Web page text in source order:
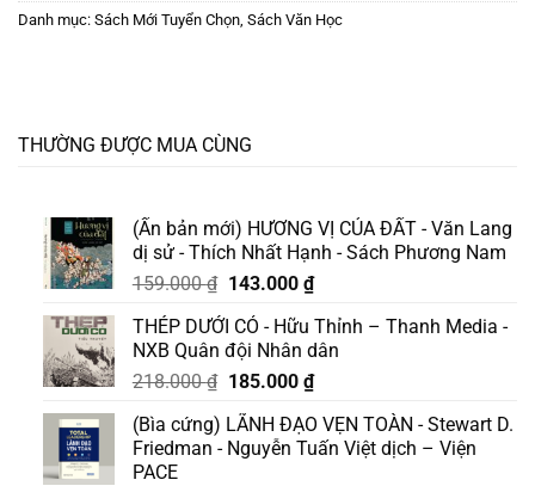
Danh mục: Sách Mới Tuyển Chọn, Sách Văn Học
THƯỜNG ĐƯỢC MUA CÙNG
(Ấn bản mới) HƯƠNG VỊ CỦA ĐẤT - Văn Lang
dị sử - Thích Nhất Hạnh - Sách Phương Nam
159.000₫ Giá
là:
159.000 ₫.
143.000 ₫Giá
tại
là:
143.000 ₫.
THÉP DƯỚI CỎ - Hữu Thỉnh – Thanh Media -
NXB Quân đội Nhân dân
218.000₫ Giá
là:
218.000 ₫.
185.000 ₫Giá
tại
là:
(Bìa cứng) LÃNH ĐẠO VẸN TOÀN - Stewart D.
Friedman - Nguyễn Tuấn Việt dịch – Viện
PACE